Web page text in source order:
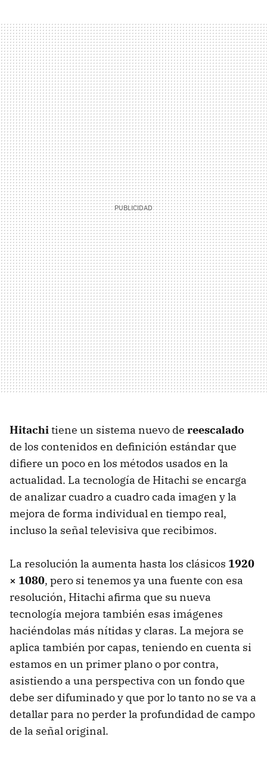
Hitachitiene un sistema nuevo de reescalado
de los contenidos en definición estándar que
difiere un poco en los métodos usados en la
actualidad. La tecnología de Hitachi se encarga
de analizar cuadro a cuadro cada imagen y la
mejora de forma individual en tiempo real,
incluso la señal televisiva que recibimos.
La resolución la aumenta hasta los clásicos 1920
× 1080, pero si tenemos ya una fuente con esa
resolución, Hitachi afirma que su nueva
tecnología mejora también esas imágenes
haciéndolas más nítidas y claras. La mejora se
aplica también por capas, teniendo en cuenta si
estamos en un primer plano o por contra,
asistiendo a una perspectiva con un fondo que
debe ser difuminado y que por lo tanto no se va a
detallar para no perder la profundidad de campo
de la señal original.